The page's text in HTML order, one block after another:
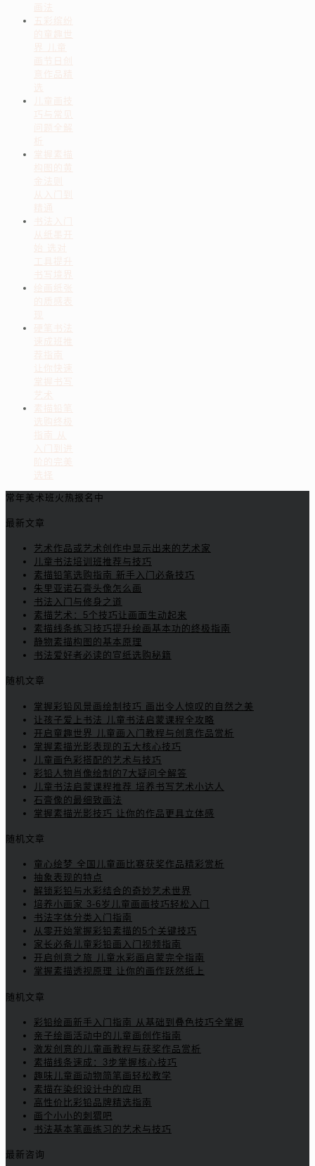
画法
五彩缤纷
的童趣世
界 儿童
画节日创
意作品精
选
儿童画技
巧与常见
问题全解
析
掌握素描
构图的黄
金法则
从入门到
精通
书法入门
从纸墨开
始 选对
工具提升
书写境界
绘画纸张
的质感表
现
硬笔书法
速成班推
荐指南
让你快速
掌握书写
艺术
素描铅笔
选购终极
指南 从
入门到进
阶的完美
选择
常年美术班火热报名中
最新文章
艺术作品或艺术创作中显示出来的艺术家
儿童书法培训班推荐与技巧
素描铅笔选购指南 新手入门必备技巧
朱里亚诺石膏头像怎么画
书法入门与修身之道
素描艺术：5个技巧让画面生动起来
素描线条练习技巧提升绘画基本功的终极指南
静物素描构图的基本原理
书法爱好者必读的宣纸选购秘籍
随机文章
掌握彩铅风景画绘制技巧 画出令人惊叹的自然之美
让孩子爱上书法 儿童书法启蒙课程全攻略
开启童趣世界 儿童画入门教程与创意作品赏析
掌握素描光影表现的五大核心技巧
儿童画色彩搭配的艺术与技巧
彩铅人物肖像绘制的7大疑问全解答
儿童书法启蒙课程推荐 培养书写艺术小达人
石膏像的最细致画法
掌握素描光影技巧 让你的作品更具立体感
随机文章
童心绘梦 全国儿童画比赛获奖作品精彩赏析
抽象表现的特点
解锁彩铅与水彩结合的奇妙艺术世界
培养小画家 3-6岁儿童画画技巧轻松入门
书法字体分类入门指南
从零开始掌握彩铅素描的5个关键技巧
家长必备儿童彩铅画入门视频指南
开启创意之旅 儿童水彩画启蒙完全指南
掌握素描透视原理 让你的画作跃然纸上
随机文章
彩铅绘画新手入门指南 从基础到叠色技巧全掌握
亲子绘画活动中的儿童画创作指南
激发创意的儿童画教程与获奖作品赏析
素描线条速成：3步掌握核心技巧
趣味儿童画动物简笔画轻松教学
素描在染织设计中的应用
高性价比彩铅品牌精选指南
画个小小的刺猬吧
书法基本笔画练习的艺术与技巧
最新咨询